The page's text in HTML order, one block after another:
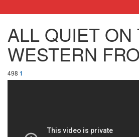
ALL QUIET ON
WESTERN
498 1